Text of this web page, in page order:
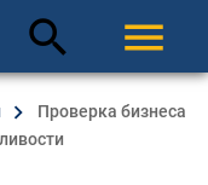
search menu
Проверка бизнеса